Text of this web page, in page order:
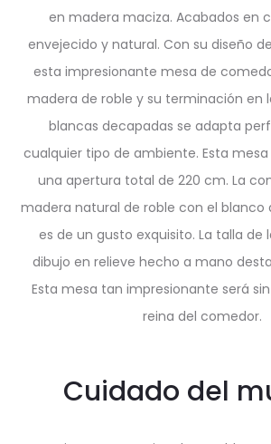
en madera maciza. Acabados en
envejecido y natural. Con su diseño
esta impresionante mesa de
madera de roble y su terminación en
blancas decapadas se adapta
cualquier tipo de ambiente. Esta
una apertura total de 220 cm. La
madera natural de roble con el blanco
es de un gusto exquisito. La talla de
dibujo en relieve hecho a mano
Esta mesa tan impresionante será
reina del comedor.
Cuidado del